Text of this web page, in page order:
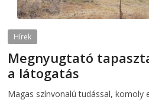
Hírek
Megnyugtató
a látogatás
Magas színvonalú tudással, komoly